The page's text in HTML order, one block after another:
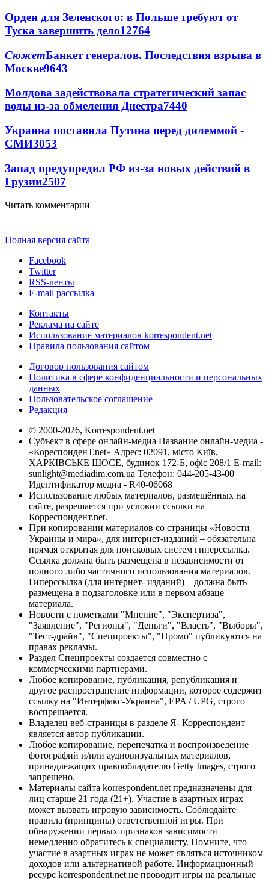
Орден для Зеленского: в Польше требуют от
Туска завершить дело12764
СюжетБанкет генералов. Последствия взрыва в
Москве9643
Молдова задействовала стратегический запас
воды из-за обмеления Днестра7440
Украина поставила Путина перед дилеммой -
СМИ3053
Запад предупредил РФ из-за новых действий в
Грузии2507
Читать комментарии
Полная версия сайта
Facebook
Twitter
RSS-ленты
E-mail рассылка
Контакты
Реклама на сайте
Использование материалов korrespondent.net
Правила пользования сайтом
Договор пользования сайтом
Политика в сфере конфиденциальности и персональных
данных
Пользовательское соглашение
Редакция
© 2000-2026, Korrespondent.net
Субъект в сфере онлайн-медиа Название онлайн-медиа -
«КореспонденТ.net» Адрес: 02091, місто Київ,
ХАРКІВСЬКЕ ШОСЕ, будинок 172-Б, офіс 208/1 E-mail:
sunlight@mediadim.com.ua Телефон: 044-205-43-00
Идентификатор медиа - R40-06068
Использование любых материалов, размещённых на
сайте, разрешается при условии ссылки на
Корреспондент.net.
При копировании материалов со страницы «Новости
Украины и мира», для интернет-изданий – обязательна
прямая открытая для поисковых систем гиперссылка.
Ссылка должна быть размещена в независимости от
полного либо частичного использования материалов.
Гиперссылка (для интернет- изданий) – должна быть
размещена в подзаголовке или в первом абзаце
материала.
Новости с пометками "Мнение", "Экспертиза",
"Заявление", "Регионы", "Деньги", "Власть", "Выборы",
"Тест-драйв", "Спецпроекты", "Промо" публикуются на
правах рекламы.
Раздел Спецпроекты создается совместно с
коммерческими партнерами.
Любое копирование, публикация, републикация и
другое распространение информации, которое содержит
ссылку на "Интерфакс-Украина", EPA / UPG, строго
воспрещается.
Владелец веб-страницы в разделе Я- Корреспондент
является автор публикации.
Любое копирование, перепечатка и воспроизведение
фотографий и/или аудиовизуальных материалов,
принадлежащих правообладателю Getty Images, строго
запрещено.
Материалы сайта korrespondent.net предназначены для
лиц старше 21 года (21+). Участие в азартных играх
может вызвать игровую зависимость. Соблюдайте
правила (принципы) ответственной игры. При
обнаружении первых признаков зависимости
немедленно обратитесь к специалисту. Помните, что
участие в азартных играх не может являться источником
доходов или альтернативой работе. Информационный
ресурс korrespondent.net не проводит игры на реальные